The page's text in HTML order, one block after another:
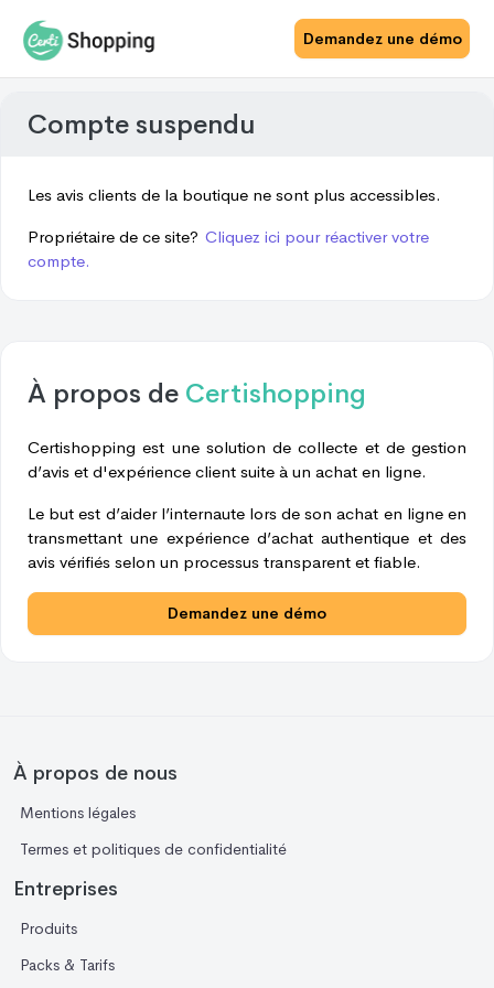
Demandez une démo
Compte suspendu
Les avis clients de la boutique ne sont plus accessibles.
Propriétaire de ce site? Cliquez ici pour réactiver votre
compte.
À propos de Certishopping
Certishopping est une solution de collecte et de gestion
d’avis et d'expérience client suite à un achat en ligne.
Le but est d’aider l’internaute lors de son achat en ligne en
transmettant une expérience d’achat authentique et des
avis vérifiés selon un processus transparent et fiable.
Demandez une démo
À propos de nous
Mentions légales
Termes et politiques de confidentialité
Entreprises
Produits
Packs & Tarifs